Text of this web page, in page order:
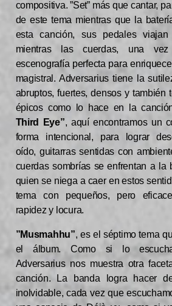
compositiva. ”Set” más que cantar,
de este tema mientras que la
esta canción, sus pedales
mientras las cuerdas, una
escenografía perfecta para
magistral. Adversarius tiene la
abruptos, fuertes, densos y también
épicos como lo hace en la
Third Eye”, aquí encontramos un
forma intencional, para lograr
oído, guitarras sentidas con
cuerdas sombrías se enfrentan a la
quien se niega a caer en estos
tema con pequeños, pero
rapidez y locura.
”Musmahhu”, es el séptimo tema
el álbum. Como si lo
Adversarius nos muestra otra
canción. La banda logra hacer
inolvidable, cada vez que